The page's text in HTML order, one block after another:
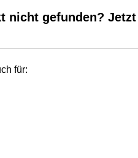
nicht gefunden?
für: